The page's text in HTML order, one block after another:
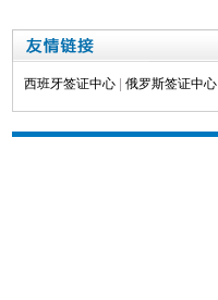
西班牙签证中心 俄罗斯签证中心